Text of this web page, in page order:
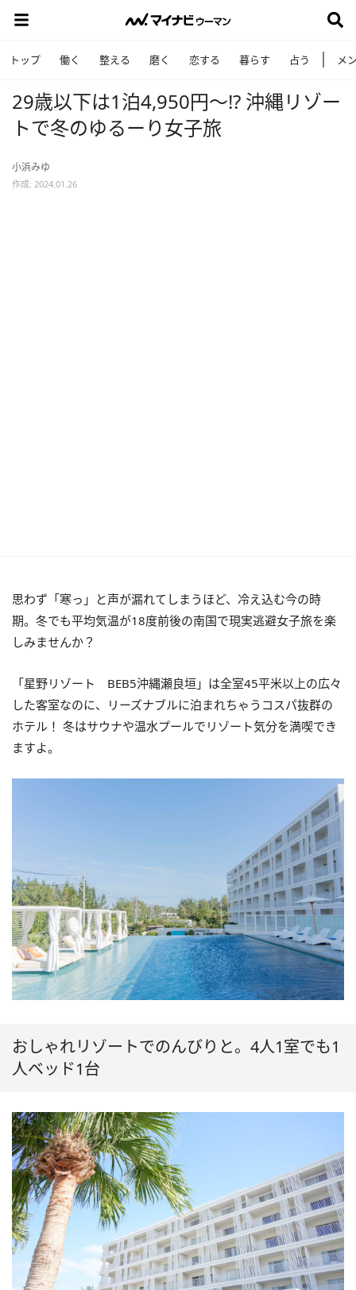
トップ 働く 整える 磨く 恋する 暮らす 占う メ
29歳以下は1泊4,950円～!? 沖縄リゾー
トで冬のゆるーり女子旅
小浜みゆ
作成: 2024.01.26
思わず「寒っ」と声が漏れてしまうほど、冷え込む今の時
期。冬でも平均気温が18度前後の南国で現実逃避女子旅を楽
しみませんか？
「星野リゾート BEB5沖縄瀬良垣」は全室45平米以上の広々
した客室なのに、リーズナブルに泊まれちゃうコスパ抜群の
ホテル！ 冬はサウナや温水プールでリゾート気分を満喫でき
ますよ。
おしゃれリゾートでのんびりと。4人1室でも1
人ベッド1台